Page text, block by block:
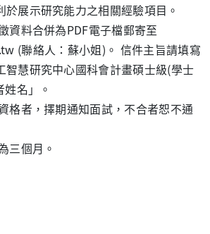
展示研究能力之相關經驗項目。
資料合併為PDF電子檔郵寄至
(聯絡人：蘇小姐)。 信件主旨請填寫
智慧研究中心國科會計畫碩士級(學士
名」。
格者，擇期通知面試，不合者恕不通
三個月。